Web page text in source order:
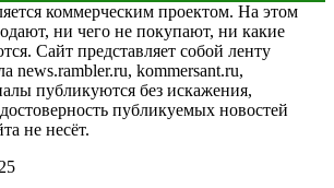
коммерческим проектом. На этом
ни чего не покупают, ни какие
Сайт представляет собой ленту
news.rambler.ru, kommersant.ru,
публикуются без искажения,
достоверность публикуемых новостей
не несёт.